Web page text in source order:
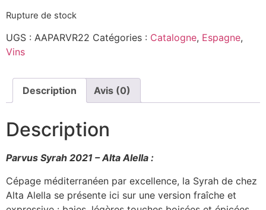
Rupture de stock
UGS : AAPARVR22 Catégories : Catalogne, Espagne,
Vins
Description Avis (0)
Description
Parvus Syrah 2021 – Alta Alella :
Cépage méditerranéen par excellence, la Syrah de chez
Alta Alella se présente ici sur une version fraîche et